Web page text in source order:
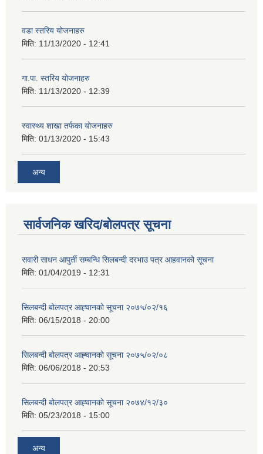
वडा स्तरिय योजनाहरु
मिति: 11/13/2020 - 12:41
गा.पा. स्तरिय योजनाहरु
मिति: 11/13/2020 - 12:39
स्वास्थ्य शाखा तर्फका योजनाहरु
मिति: 01/13/2020 - 15:43
अन्य
सार्वजनिक खरिद/बोलपत्र सूचना
सवारी साधन आपुर्ती सम्बन्धि सिलबन्दी दरभाउ पत्र आहवानको सूचना
मिति: 01/04/2019 - 12:31
सिलबन्दी बोलपत्र आह्‍वानको सूचना २०७५/०२/१६
मिति: 06/15/2018 - 20:00
सिलबन्दी बोलपत्र आह्‍वानको सूचना २०७५/०२/०८
मिति: 06/06/2018 - 20:53
सिलबन्दी बोलपत्र आह्‍वानको सूचना २०७४/१२/३०
मिति: 05/23/2018 - 15:00
अन्य